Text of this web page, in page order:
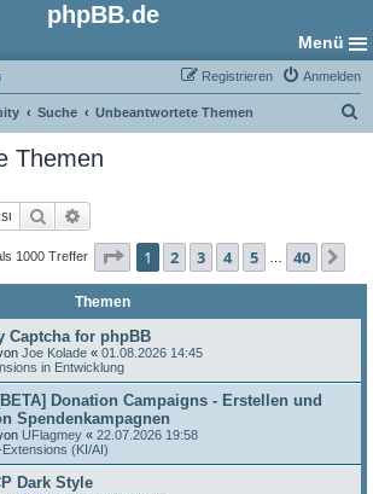
phpBB.de
Menü
Anmelden
Registrieren
Suche Unbeantwortete Themen
Themen
Suche
1000 Treffer Seite 1von 40
1 2 3 4 5 40
Themen
Captcha for phpBB
Joe Kolade « 01.08.2026 14:45
in Entwicklung
Donation Campaigns - Erstellen und
Spendenkampagnen
UFlagmey « 22.07.2026 19:58
Extensions (KI/AI)
Dark Style